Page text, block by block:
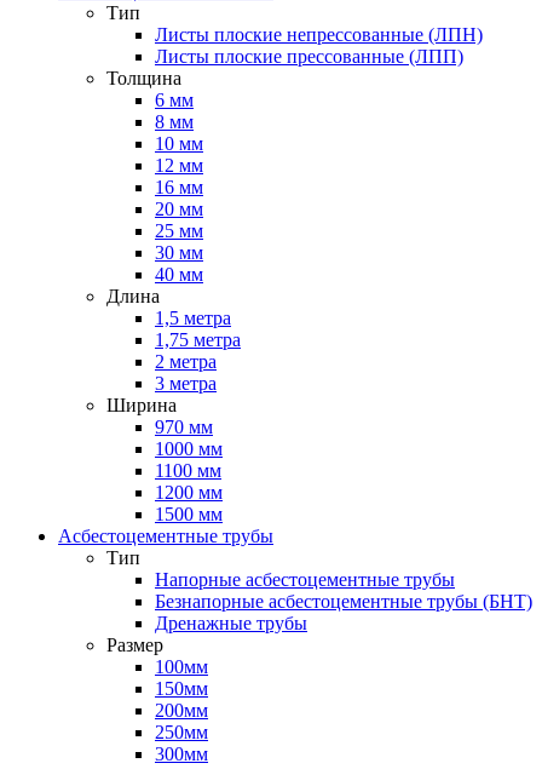
Тип
Листы плоские непрессованные (ЛПН)
Листы плоские прессованные (ЛПП)
Толщина
6 мм
8 мм
10 мм
12 мм
16 мм
20 мм
25 мм
30 мм
40 мм
Длина
1,5 метра
1,75 метра
2 метра
3 метра
Ширина
970 мм
1000 мм
1100 мм
1200 мм
1500 мм
Асбестоцементные трубы
Тип
Напорные асбестоцементные трубы
Безнапорные асбестоцементные трубы (БНТ)
Дренажные трубы
Размер
100мм
150мм
200мм
250мм
300мм